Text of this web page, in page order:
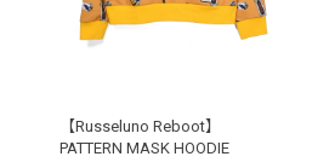
【Russeluno Reboot】
PATTERN MASK HOODIE